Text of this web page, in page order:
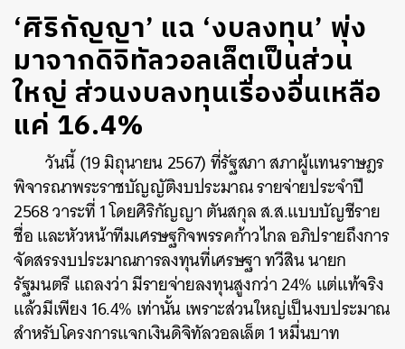
‘ศิริกัญญา’ แฉ ‘งบลงทุน’ พุ่ง
มาจากดิจิทัลวอลเล็ตเป็นส่วน
ใหญ่ ส่วนงบลงทุนเรื่องอื่นเหลือ
แค่ 16.4%
วันนี้ (19 มิถุนายน 2567) ที่รัฐสภา สภาผู้แทนราษฎร
พิจารณาพระราชบัญญัติงบประมาณ รายจ่ายประจำปี
2568 วาระที่ 1 โดยศิริกัญญา ตันสกุล ส.ส.แบบบัญชีราย
ชื่อ และหัวหน้าทีมเศรษฐกิจพรรคก้าวไกล อภิปรายถึงการ
จัดสรรงบประมาณการลงทุนที่เศรษฐา ทวีสิน นายก
รัฐมนตรี แถลงว่า มีรายจ่ายลงทุนสูงกว่า 24% แต่แท้จริง
แล้วมีเพียง 16.4% เท่านั้น เพราะส่วนใหญ่เป็นงบประมาณ
สำหรับโครงการแจกเงินดิจิทัลวอลเล็ต 1 หมื่นบาท